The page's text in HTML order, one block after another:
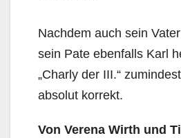
Nachdem auch sein
sein Pate ebenfalls Karl
„Charly der III.“
absolut korrekt.
Von Verena Wirth und